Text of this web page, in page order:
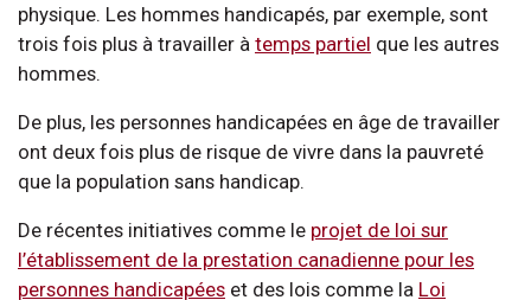
physique. Les hommes handicapés, par exemple, sont
trois fois plus à travailler à temps partiel que les autres
hommes.
De plus, les personnes handicapées en âge de travailler
ont deux fois plus de risque de vivre dans la pauvreté
que la population sans handicap.
De récentes initiatives comme le projet de loi sur
l’établissement de la prestation canadienne pour les
personnes handicapées et des lois comme la Loi